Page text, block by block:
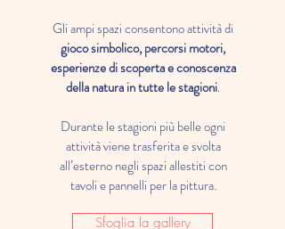
Gli ampi spazi consentono attività di
gioco simbolico, percorsi motori,
esperienze di scoperta e conoscenza
della natura in tutte le stagioni.
Durante le stagioni più belle ogni
attività viene trasferita e svolta
all’esterno negli spazi allestiti con
tavoli e pannelli per la pittura.
Sfoglia la gallery